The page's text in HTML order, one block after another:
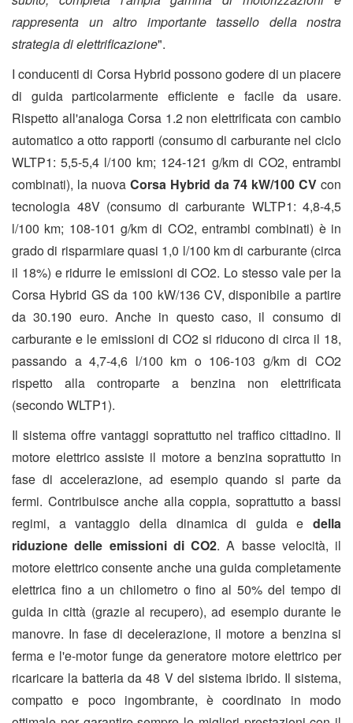
rappresenta un altro importante tassello della nostra
strategia di elettrificazione".
I conducenti di Corsa Hybrid possono godere di un piacere
di guida particolarmente efficiente e facile da usare.
Rispetto all'analoga Corsa 1.2 non elettrificata con cambio
automatico a otto rapporti (consumo di carburante nel ciclo
WLTP1: 5,5-5,4 l/100 km; 124-121 g/km di CO2, entrambi
combinati), la nuova Corsa Hybrid da 74 kW/100 CV con
tecnologia 48V (consumo di carburante WLTP1: 4,8-4,5
l/100 km; 108-101 g/km di CO2, entrambi combinati) è in
grado di risparmiare quasi 1,0 l/100 km di carburante (circa
il 18%) e ridurre le emissioni di CO2. Lo stesso vale per la
Corsa Hybrid GS da 100 kW/136 CV, disponibile a partire
da 30.190 euro. Anche in questo caso, il consumo di
carburante e le emissioni di CO2 si riducono di circa il 18,
passando a 4,7-4,6 l/100 km o 106-103 g/km di CO2
rispetto alla controparte a benzina non elettrificata
(secondo WLTP1).
Il sistema offre vantaggi soprattutto nel traffico cittadino. Il
motore elettrico assiste il motore a benzina soprattutto in
fase di accelerazione, ad esempio quando si parte da
fermi. Contribuisce anche alla coppia, soprattutto a bassi
regimi, a vantaggio della dinamica di guida e della
riduzione delle emissioni di CO2. A basse velocità, il
motore elettrico consente anche una guida completamente
elettrica fino a un chilometro o fino al 50% del tempo di
guida in città (grazie al recupero), ad esempio durante le
manovre. In fase di decelerazione, il motore a benzina si
ferma e l'e-motor funge da generatore motore elettrico per
ricaricare la batteria da 48 V del sistema ibrido. Il sistema,
compatto e poco ingombrante, è coordinato in modo